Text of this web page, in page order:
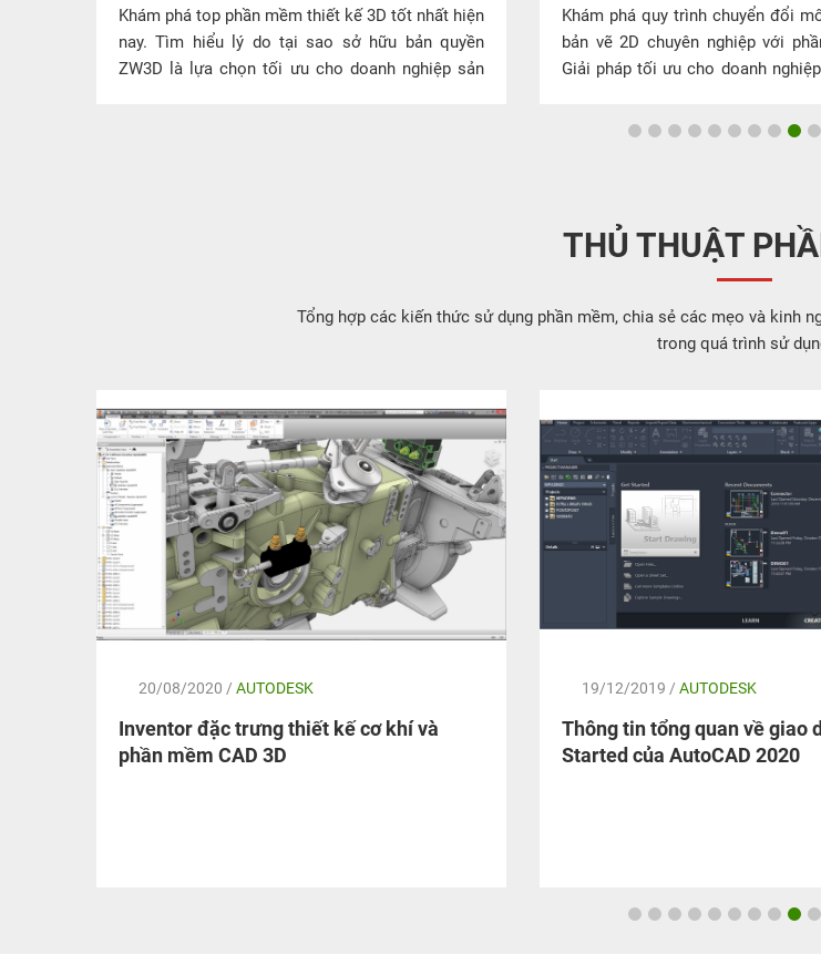
Khám phá top phần mềm thiết kế 3D tốt nhất hiện
nay. Tìm hiểu lý do tại sao sở hữu bản quyền
ZW3D là lựa chọn tối ưu cho doanh nghiệp sản
Khám phá quy trình chuyển đổi
bản vẽ 2D chuyên nghiệp với
Giải pháp tối ưu cho doanh
THỦ THUẬT
Tổng hợp các kiến thức sử dụng phần mềm, chia sẻ các mẹo và kinh
trong quá trình sử
20/08/2020 / AUTODESK
Inventor đặc trưng thiết kế cơ khí và
phần mềm CAD 3D
19/12/2019 / AUTODESK
Thông tin tổng quan về giao
Started của AutoCAD 2020